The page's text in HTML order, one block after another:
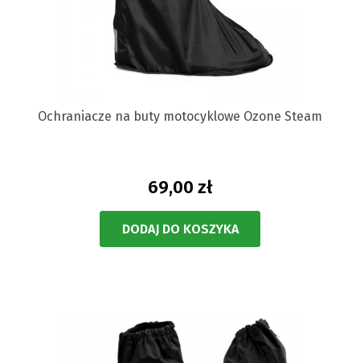
Ochraniacze na buty motocyklowe Ozone Steam
69,00 zł
DODAJ DO KOSZYKA